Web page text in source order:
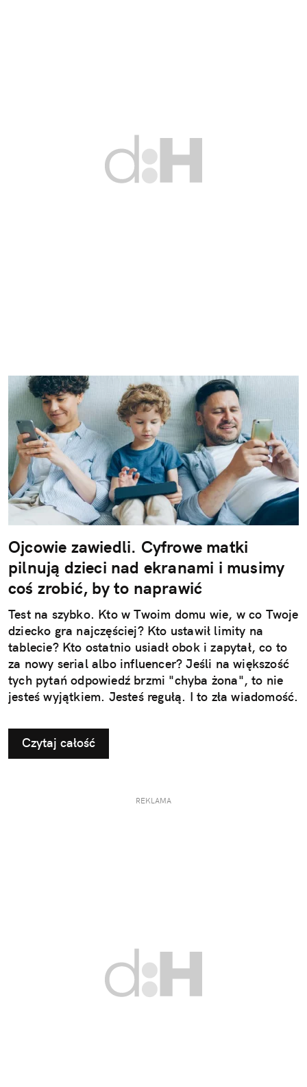
Ojcowie zawiedli. Cyfrowe matki
pilnują dzieci nad ekranami i musimy
coś zrobić, by to naprawić
Test na szybko. Kto w Twoim domu wie, w co Twoje
dziecko gra najczęściej? Kto ustawił limity na
tablecie? Kto ostatnio usiadł obok i zapytał, co to
za nowy serial albo influencer? Jeśli na większość
tych pytań odpowiedź brzmi "chyba żona", to nie
jesteś wyjątkiem. Jesteś regułą. I to zła wiadomość.
Czytaj całość
REKLAMA